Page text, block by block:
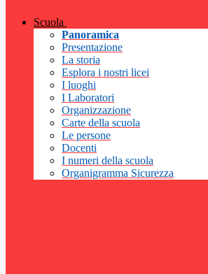
Scuola
Panoramica
Presentazione
La storia
Esplora i nostri licei
I luoghi
I Laboratori
Organizzazione
Carte della scuola
Le persone
Docenti
I numeri della scuola
Organigramma Sicurezza